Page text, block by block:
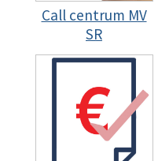
Call centrum MV
SR